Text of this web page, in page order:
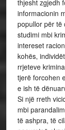
thjesht zgjedh
informacionin
popullor për të
studimi mbi
intereset
kohës,
rrjeteve
tjerë forcohen
e ish të
Si një rreth
mbi
të ashpra, të